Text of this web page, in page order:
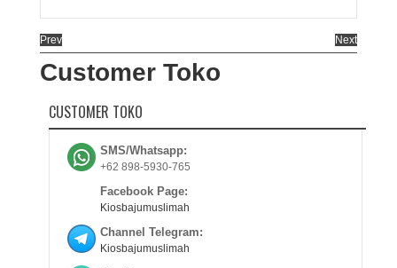
Prev Next
Customer Toko
CUSTOMER TOKO
SMS/Whatsapp:
+62 898-5930-765
Facebook Page:
Kiosbajumuslimah
Channel Telegram:
Kiosbajumuslimah